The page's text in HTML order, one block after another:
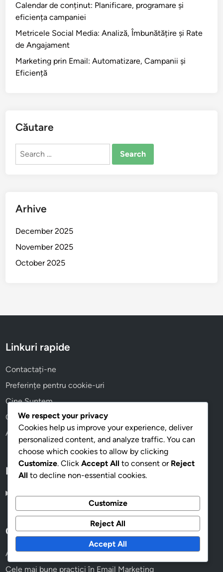
Calendar de conținut: Planificare, programare și
eficiența campaniei
Metricele Social Media: Analiză, Îmbunătățire și Rate
de Angajament
Marketing prin Email: Automatizare, Campanii și
Eficiență
Căutare
Search
Arhive
December 2025
November 2025
October 2025
Linkuri rapide
Contactați-ne
Preferințe pentru cookie-uri
Cine Suntem
Confidențialitatea ta
Acordul utilizatorului
Language
Categorii
Analitice și Monitorizarea Performanței
Cele mai bune practici în Email Marketing
We respect your privacy
Cookies help us improve your experience, deliver
personalized content, and analyze traffic. You can
choose which cookies to allow by clicking
Customize. Click Accept All to consent or Reject
All to decline non-essential cookies.
Customize
Reject All
Accept All